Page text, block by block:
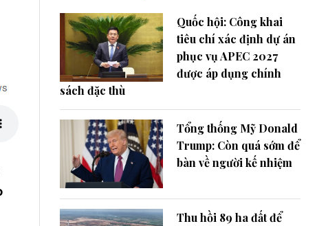
Quốc hội: Công khai
tiêu chí xác định dự án
phục vụ APEC 2027
được áp dụng chính
sách đặc thù
Tổng thống Mỹ Donald
Trump: Còn quá sớm để
bàn về người kế nhiệm
Thu hồi 89 ha đất để